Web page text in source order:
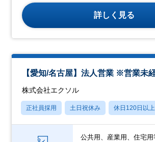
詳しく見る
【愛知/名古屋】法人営業 ※営業未
株式会社エクソル
正社員採用 土日祝休み 休日120日以上
公共用、産業用、住宅